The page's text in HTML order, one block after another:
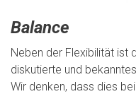
Balance
Neben der Flexibilität ist
diskutierte und
Wir denken, dass dies